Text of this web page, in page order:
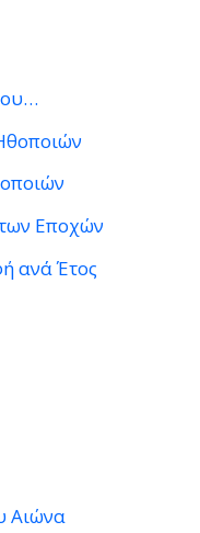
Εποχών
ανά Έτος
Αιώνα